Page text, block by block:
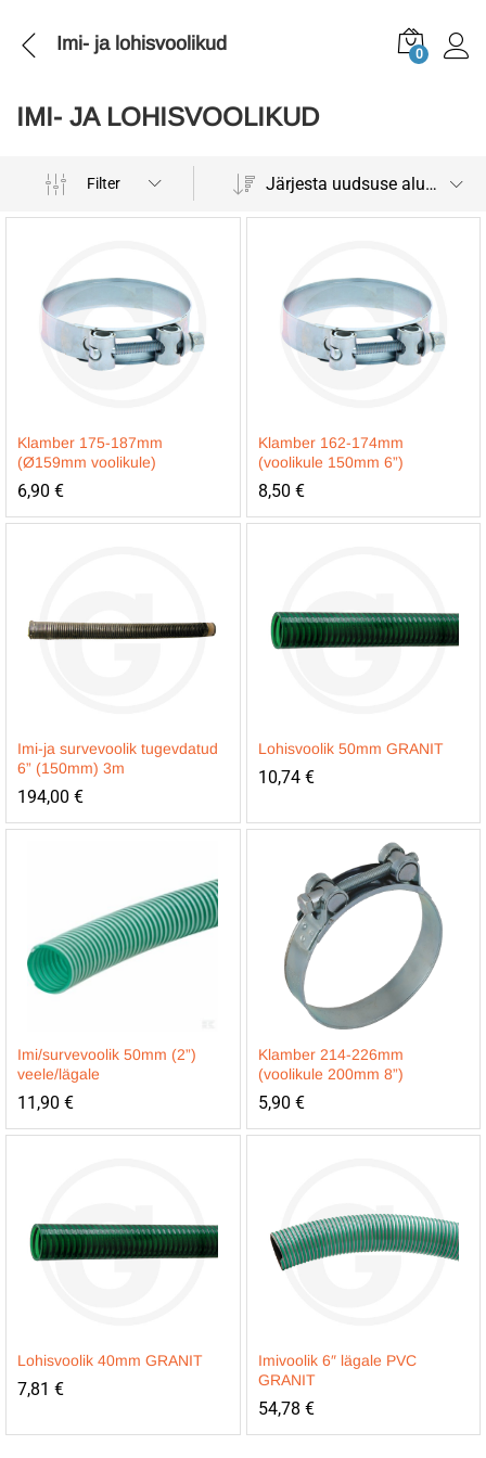
Imi- ja lohisvoolikud 0
IMI- JA LOHISVOOLIKUD
Filter Järjesta uudsuse alusel
Klamber 175-187mm
(Ø159mm voolikule)
6,90 €
Klamber 162-174mm
(voolikule 150mm 6”)
8,50 €
Imi-ja survevoolik tugevdatud
6” (150mm) 3m
194,00 €
Lohisvoolik 50mm GRANIT
10,74 €
Imi/survevoolik 50mm (2”)
veele/lägale
11,90 €
Klamber 214-226mm
(voolikule 200mm 8”)
5,90 €
Lohisvoolik 40mm GRANIT
7,81 €
Imivoolik 6″ lägale PVC
GRANIT
54,78 €